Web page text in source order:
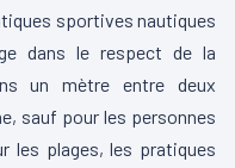
sportives nautiques
dans le respect de la
un mètre entre deux
sauf pour les personnes
les plages, les pratiques